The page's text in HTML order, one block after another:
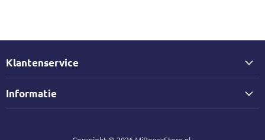
Klantenservice
Informatie